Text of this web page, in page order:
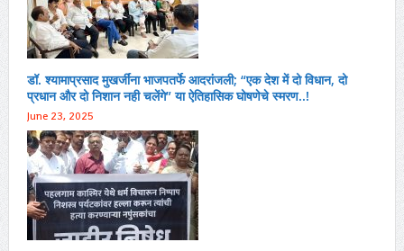
डॉ. श्यामाप्रसाद मुखर्जींना भाजपतर्फे आदरांजली; “एक देश में दो विधान, दो
प्रधान और दो निशान नही चलेंगे” या ऐतिहासिक घोषणेचे स्मरण..!
June 23, 2025